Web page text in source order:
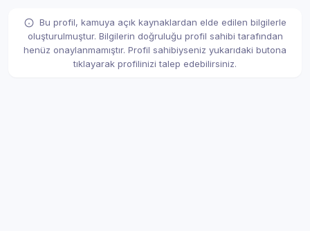
Bu profil, kamuya açık kaynaklardan elde edilen bilgilerle
oluşturulmuştur. Bilgilerin doğruluğu profil sahibi tarafından
henüz onaylanmamıştır. Profil sahibiyseniz yukarıdaki butona
tıklayarak profilinizi talep edebilirsiniz.